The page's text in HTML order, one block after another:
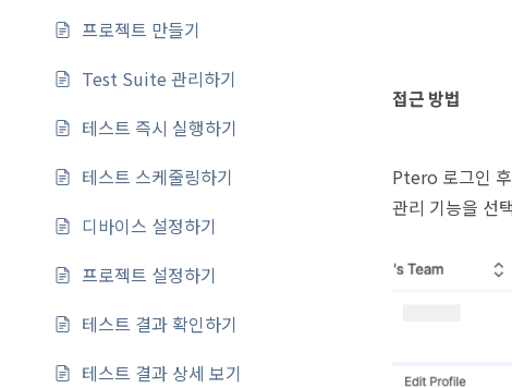
프로젝트 만들기
Test Suite 관리하기
테스트 즉시 실행하기
테스트 스케줄링하기
디바이스 설정하기
프로젝트 설정하기
테스트 결과 확인하기
테스트 결과 상세 보기
접근 방법
Ptero 로그인
관리 기능을 선